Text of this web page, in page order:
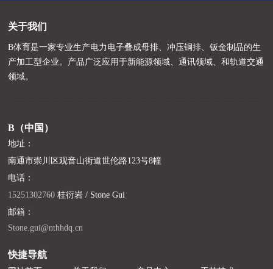
关于我们
B体育是一家专业生产电力电子叠成母排、冲压铜排、钣金制品的生
产加工型企业。产品广泛应用于新能源领域、通讯领域、和轨道交通
领域。
B（中国）
地址：
南通市崇川区观音山街道世伦路123号8幢
电话：
15251302760 桂衍岩 / Stone Gui
邮箱：
Stone.gui@nthhdq.cn
快捷导航